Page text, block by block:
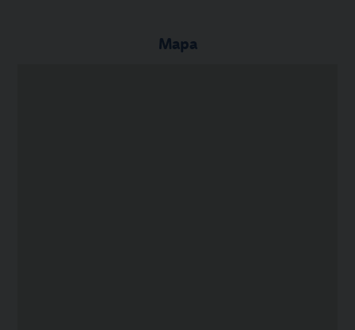
Mapa